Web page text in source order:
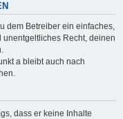
dem Betreiber ein einfaches,
Recht, deinen
a bleibt auch nach
dass er keine Inhalte